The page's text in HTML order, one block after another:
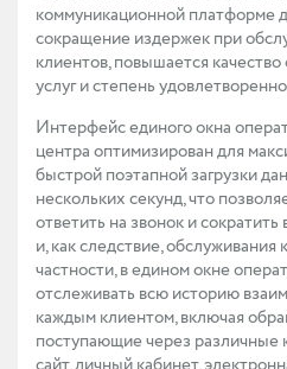
коммуникационной платформе
сокращение издержек при
клиентов, повышается
услуг и степень
Интерфейс единого окна
центра оптимизирован для
быстрой поэтапной загрузки
нескольких секунд, что
ответить на звонок и
и, как следствие, обслуживания
частности, в едином окне
отслеживать всю историю
каждым клиентом, включая
поступающие через различные